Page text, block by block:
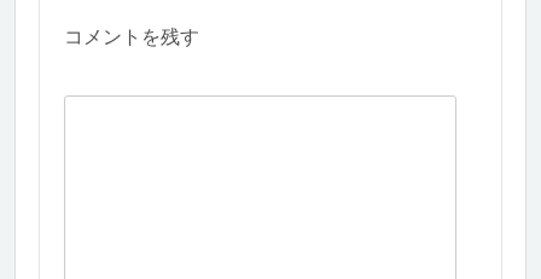
コメントを残す